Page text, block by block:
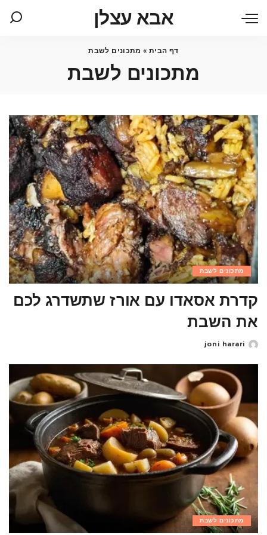
אבא עצלן
דף הבית» מתכונים לשבת
מתכונים לשבת
מתכונים לשבת
קדרת אסאדו עם אורז שתשדרג לכם
את השבת
Posted
joni harari
מתכונים לשבת